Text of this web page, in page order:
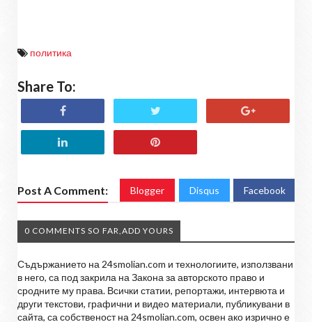
политика
Share To:
Post A Comment: Blogger Disqus Facebook
0 COMMENTS SO FAR,ADD YOURS
Съдържанието на 24smolian.com и технологиите, използвани
в него, са под закрила на Закона за авторското право и
сродните му права. Всички статии, репортажи, интервюта и
други текстови, графични и видео материали, публикувани в
сайта, са собственост на 24smolian.com, освен ако изрично е